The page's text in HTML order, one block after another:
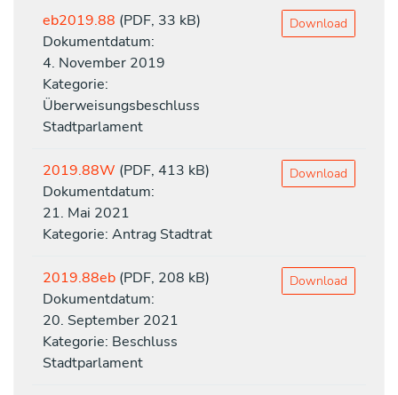
eb2019.88 (PDF, 33 kB)
Dokumentdatum:
4. November 2019
Kategorie:
Überweisungsbeschluss
Stadtparlament
Download
2019.88W (PDF, 413 kB)
Dokumentdatum:
21. Mai 2021
Kategorie: Antrag Stadtrat
Download
2019.88eb (PDF, 208 kB)
Dokumentdatum:
20. September 2021
Kategorie: Beschluss
Stadtparlament
Download